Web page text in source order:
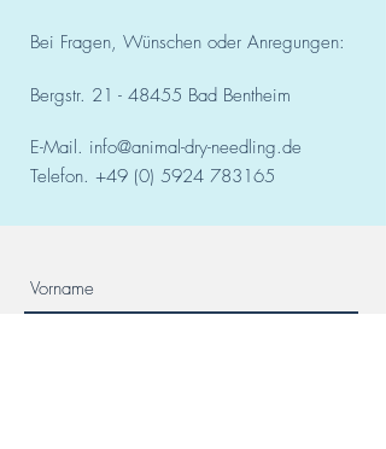
Bei Fragen, Wünschen oder Anregungen:
Bergstr. 21 - 48455 Bad Bentheim
E-Mail. info@animal-dry-needling.de
Telefon. +49 (0) 5924 783165